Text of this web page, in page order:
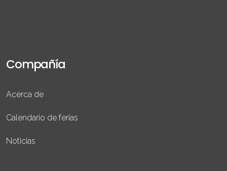
Compañía
Acerca de
Calendario de ferias
Noticias